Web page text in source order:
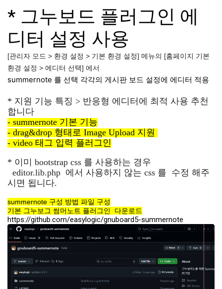
* 그누보드 플러그인 에
디터 설정 사용
[관리자 모드 > 환경 설정 > 기본 환경 설정] 메뉴의 [홈페이지 기본
환경 설정 > 에디터 선택] 에서
summernote 를 선택 각각의 게시판 보드 설정에 에디터 적용
* 지원 기능 특징 > 반응형 에디터에 최적 사용 추천
합니다
- summernote 기본 기능
- drag&drop 형태로 Image Upload 지원
- video 태그 입력 플러그인
* 이미 bootstrap css 를 사용하는 경우
editor.lib.php 에서 사용하지 않는 css 를 수정 해주
시면 됩니다.
summernote 구성 방법 파일 구성
기본 그누보그 썸머노트 플러그인 다운로드
https://github.com/easylogic/gnuboard5-summernote